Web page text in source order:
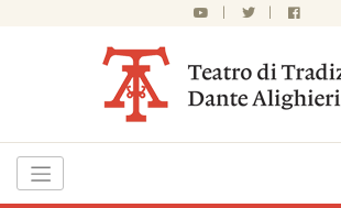
| |